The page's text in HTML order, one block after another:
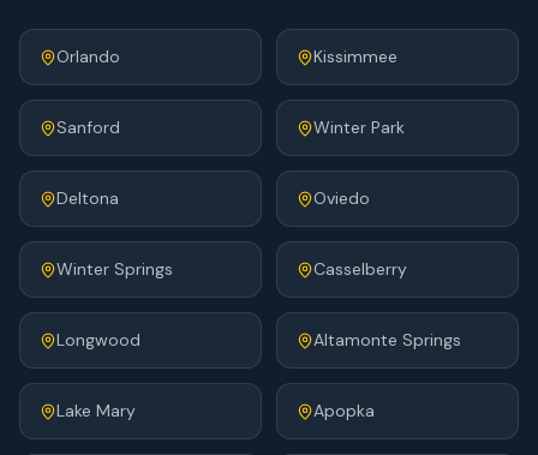
Orlando Kissimmee
Sanford Winter Park
Deltona Oviedo
Winter Springs Casselberry
Longwood Altamonte Springs
Lake Mary Apopka